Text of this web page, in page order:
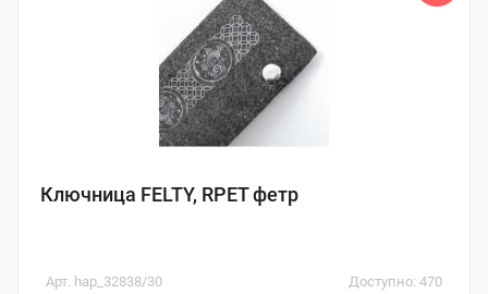
Ключница FELTY, RPET фетр
Арт. hap_32838/30 Доступно: 470